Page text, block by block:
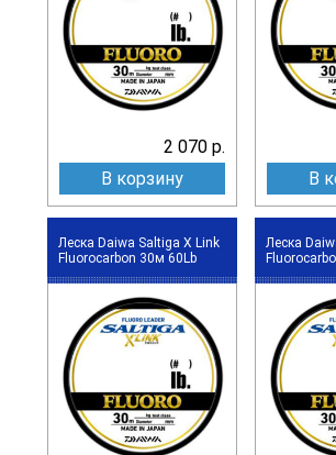
2 070 р.
В корзину
В
Леска Daiwa Saltiga X Link
Fluorocarbon 30м 60Lb
Леска